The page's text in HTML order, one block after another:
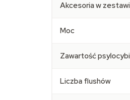
Akcesoria w
Moc
Zawartość
Liczba flushów